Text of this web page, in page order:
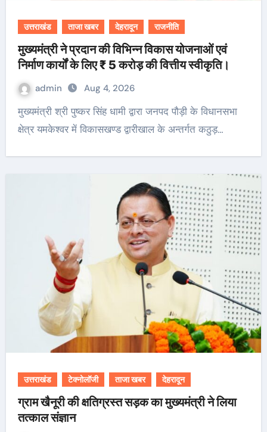
उत्तराखंड ताजा खबर देहरादून राजनीति
मुख्यमंत्री ने प्रदान की विभिन्न विकास योजनाओं एवं
निर्माण कार्यों के लिए ₹ 5 करोड़ की वित्तीय स्वीकृति।
admin Aug 4, 2026
मुख्यमंत्री श्री पुष्कर सिंह धामी द्वारा जनपद पौड़ी के विधानसभा
क्षेत्र यमकेश्वर में विकासखण्ड द्वारीखाल के अन्तर्गत कठुड़…
उत्तराखंड टेक्नोलॉजी ताजा खबर देहरादून
ग्राम खैनूरी की क्षतिग्रस्त सड़क का मुख्यमंत्री ने लिया
तत्काल संज्ञान